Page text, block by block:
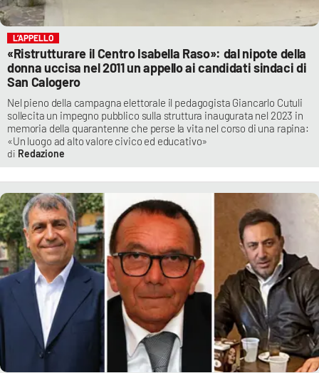
L’APPELLO
«Ristrutturare il Centro Isabella Raso»: dal nipote della
donna uccisa nel 2011 un appello ai candidati sindaci di
San Calogero
Nel pieno della campagna elettorale il pedagogista Giancarlo Cutuli
sollecita un impegno pubblico sulla struttura inaugurata nel 2023 in
memoria della quarantenne che perse la vita nel corso di una rapina:
«Un luogo ad alto valore civico ed educativo»
Redazione